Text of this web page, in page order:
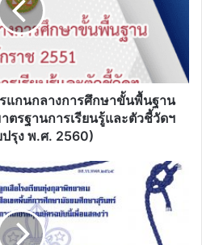
แกนกลางการศึกษาขั้นพื้นฐาน
รฐานการเรียนรู้และตัวชี้วัดฯ
รุง พ.ศ. 2560)